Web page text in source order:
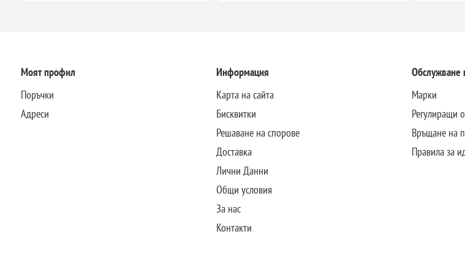
Моят профил
Поръчки
Адреси
Информация
Карта на сайта
Бисквитки
Решаване на спорове
Доставка
Лични Данни
Общи условия
За нас
Контакти
Обслужване
Марки
Регулиращи
Връщане на
Правила за